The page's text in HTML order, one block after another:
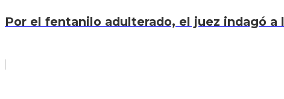
Por el fentanilo adulterado, el juez indagó a